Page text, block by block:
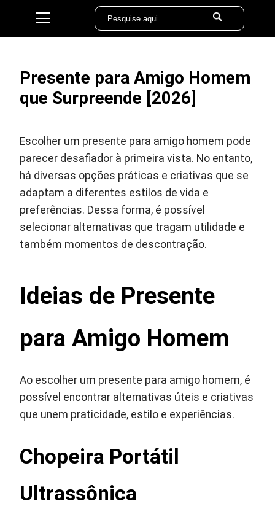
Presente para Amigo Homem
que Surpreende [2026]
Escolher um presente para amigo homem pode
parecer desafiador à primeira vista. No entanto,
há diversas opções práticas e criativas que se
adaptam a diferentes estilos de vida e
preferências. Dessa forma, é possível
selecionar alternativas que tragam utilidade e
também momentos de descontração.
Ideias de Presente
para Amigo Homem
Ao escolher um presente para amigo homem, é
possível encontrar alternativas úteis e criativas
que unem praticidade, estilo e experiências.
Chopeira Portátil
Ultrassônica